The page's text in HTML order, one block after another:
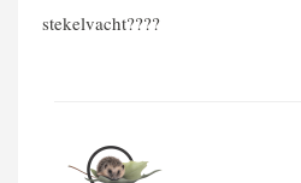
stekelvacht????